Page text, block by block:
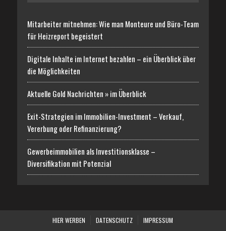
Mitarbeiter mitnehmen: Wie man Monteure und Büro-Team
für Heizreport begeistert
Digitale Inhalte im Internet bezahlen – ein Überblick über
die Möglichkeiten
Aktuelle Gold Nachrichten » im Überblick
Exit-Strategien im Immobilien-Investment – Verkauf,
Vererbung oder Refinanzierung?
Gewerbeimmobilien als Investitionsklasse –
Diversifikation mit Potenzial
HIER WERBEN DATENSCHUTZ IMPRESSUM